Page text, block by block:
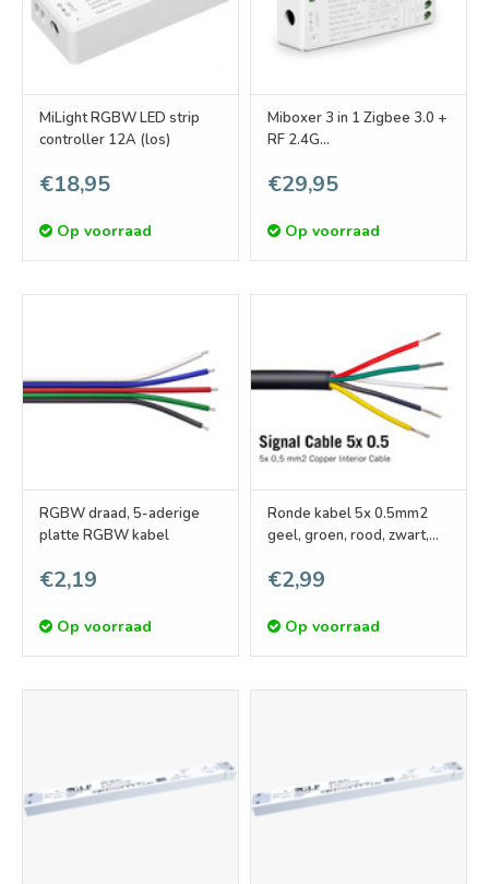
MiLight RGBW LED strip
controller 12A (los)
€18,95
Op voorraad
Miboxer 3 in 1 Zigbee 3.0 +
RF 2.4G
Dimmer Controller
€29,95
Op voorraad
RGBW draad, 5-aderige
platte RGBW kabel
€2,19
Op voorraad
Ronde kabel 5x 0.5mm2
geel, groen, rood, zwart,
€2,99
Op voorraad